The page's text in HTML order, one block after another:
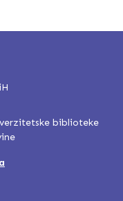
biblioteke